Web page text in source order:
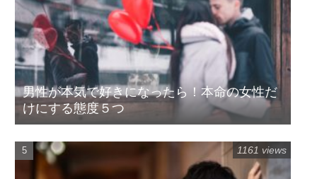
男性が本気で好きになったら！本命の女性だ
けにする態度５つ
1161 views